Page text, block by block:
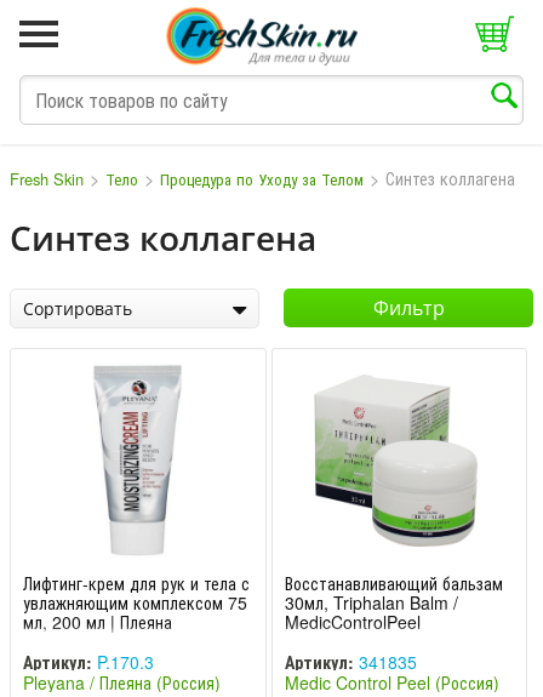
Fresh Skin > Тело > Процедура по Уходу за Телом > Синтез коллагена
Синтез коллагена
Сортировать Фильтр
Лифтинг-крем для рук и тела с
увлажняющим комплексом 75
мл, 200 мл | Плеяна
Артикул: P.170.3
Pleyana / Плеяна (Россия)
Восстанавливающий бальзам
30мл, Triphalan Balm /
MedicControlPeel
Артикул: 341835
Medic Control Peel (Россия)
M N O P Q S T V W